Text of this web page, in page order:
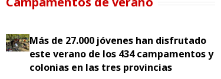
Más de 27.000 jóvenes han disfrutado
este verano de los 434 campamentos y
colonias en las tres provincias